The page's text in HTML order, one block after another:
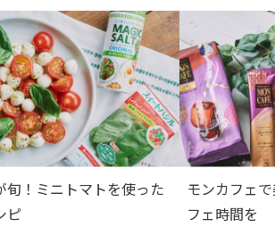
旬！ミニトマトを使った
ピ
モンカフェ
フェ時間を